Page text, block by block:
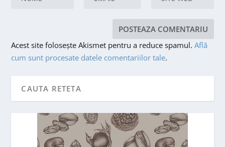
Acest site folosește Akismet pentru a reduce spamul.Află
cum sunt procesate datele comentariilor tale.